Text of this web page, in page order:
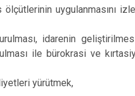
uygulanmasını
idarenin
ile bürokrasi ve
yürütmek,